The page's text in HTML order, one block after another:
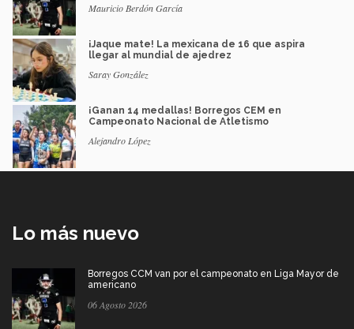
Mauricio Berdón García
¡Jaque mate! La mexicana de 16 que aspira
llegar al mundial de ajedrez
Saray González
¡Ganan 14 medallas! Borregos CEM en
Campeonato Nacional de Atletismo
Alejandro López
Lo más nuevo
Borregos CCM van por el campeonato en Liga Mayor de
americano
06 Agosto 2026